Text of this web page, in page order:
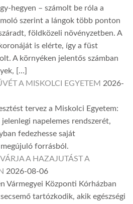
hegyen – számolt be róla a
szerint a lángok több ponton
földközeli növényzetben. A
is elérte, így a füst
A környéken jelentős számban
[…]
A MISKOLCI EGYETEM 2026-
tervez a Miskolci Egyetem:
napelemes rendszerét,
fedezhesse saját
forrásból.
A HAZAJUTÁST A
2026-08-06
Vármegyei Központi Kórházban
tartózkodik, akik egészségi